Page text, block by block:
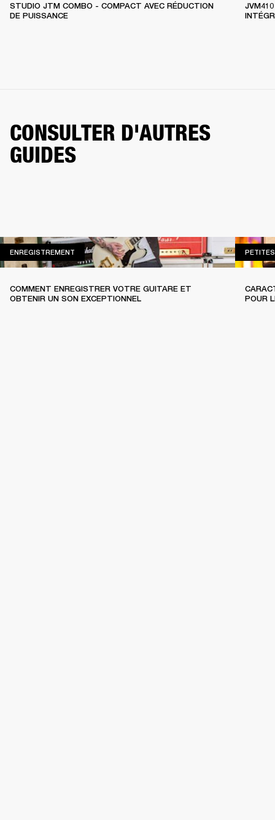
STUDIO JTM COMBO - COMPACT AVEC RÉDUCTION
DE PUISSANCE
CONSULTER D'AUTRES
GUIDES
ENREGISTREMENT ENREGISTREMENT
COMMENT ENREGISTRER VOTRE GUITARE ET
OBTENIR UN SON EXCEPTIONNEL
POUR